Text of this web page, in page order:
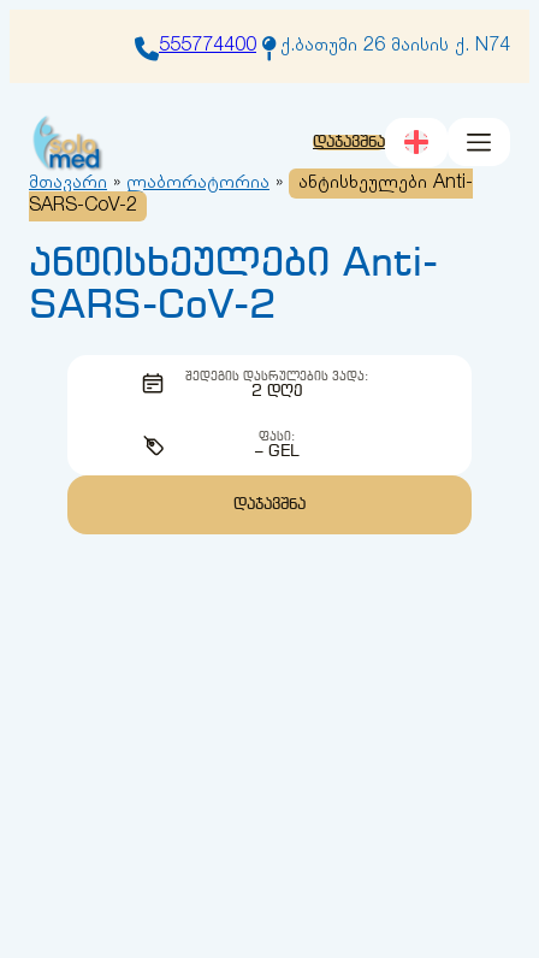
555774400 ქ.ბათუმი 26 მაისის ქ. N74
დაჯავშნა
მთავარი » ლაბორატორია »
ანტისხეულები Anti-
SARS-CoV-2
ანტისხეულები Anti-
SARS-CoV-2
ᲨᲔᲓᲔᲒᲘᲡ ᲓᲐᲡᲠᲣᲚᲔᲑᲘᲡ ᲕᲐᲓᲐ:
2 ᲓᲦᲔ
ᲤᲐᲡᲘ:
– GEL
ᲓᲐᲯᲐᲕᲨᲜᲐ